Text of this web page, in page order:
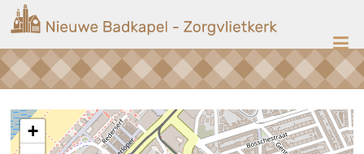
naar
inhoud
Nieuwe
Badkapel
Kerk
Scheveningen
+